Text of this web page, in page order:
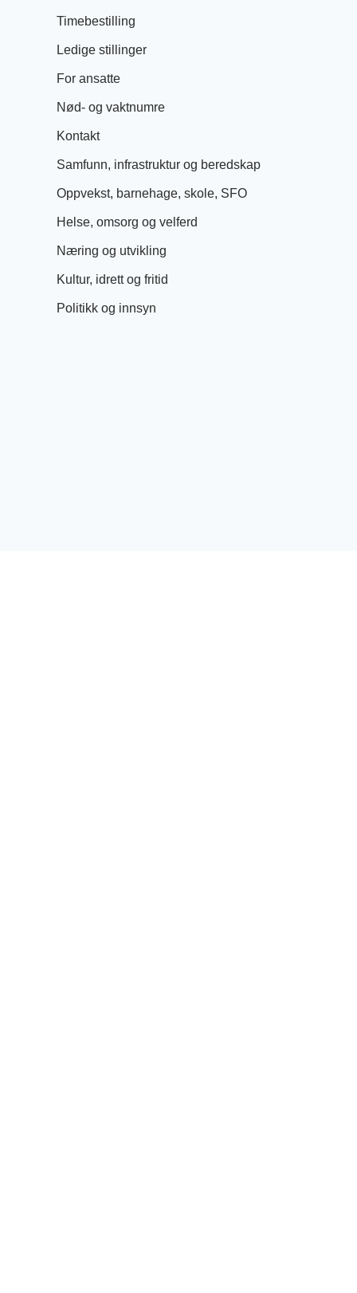
Timebestilling
Ledige stillinger
For ansatte
Nød- og vaktnumre
Kontakt
Samfunn, infrastruktur og beredskap
Oppvekst, barnehage, skole, SFO
Helse, omsorg og velferd
Næring og utvikling
Kultur, idrett og fritid
Politikk og innsyn